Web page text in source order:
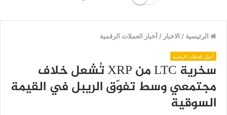
الرئيسية / الاخبار /أخبار العملات الرقمية
أخبار العملات الرقمية
سخرية LTC من XRP تُشعل خلاف
مجتمعي وسط تفوّق الريبل في القيمة
السوقية